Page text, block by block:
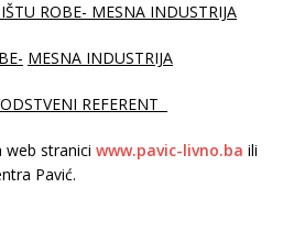
ROBE- MESNA INDUSTRIJA
MESNA INDUSTRIJA
REFERENT
stranici www.pavic-livno.ba ili
Pavić.